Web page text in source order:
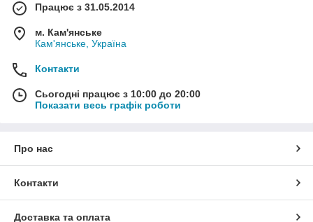
Працює з 31.05.2014
м. Кам'янське
Кам'янське, Україна
Контакти
Сьогодні працює з 10:00 до 20:00
Показати весь графік роботи
Про нас
Контакти
Доставка та оплата